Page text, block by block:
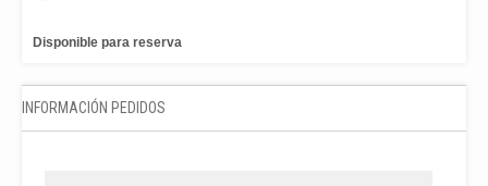
Disponible para reserva
INFORMACIÓN PEDIDOS